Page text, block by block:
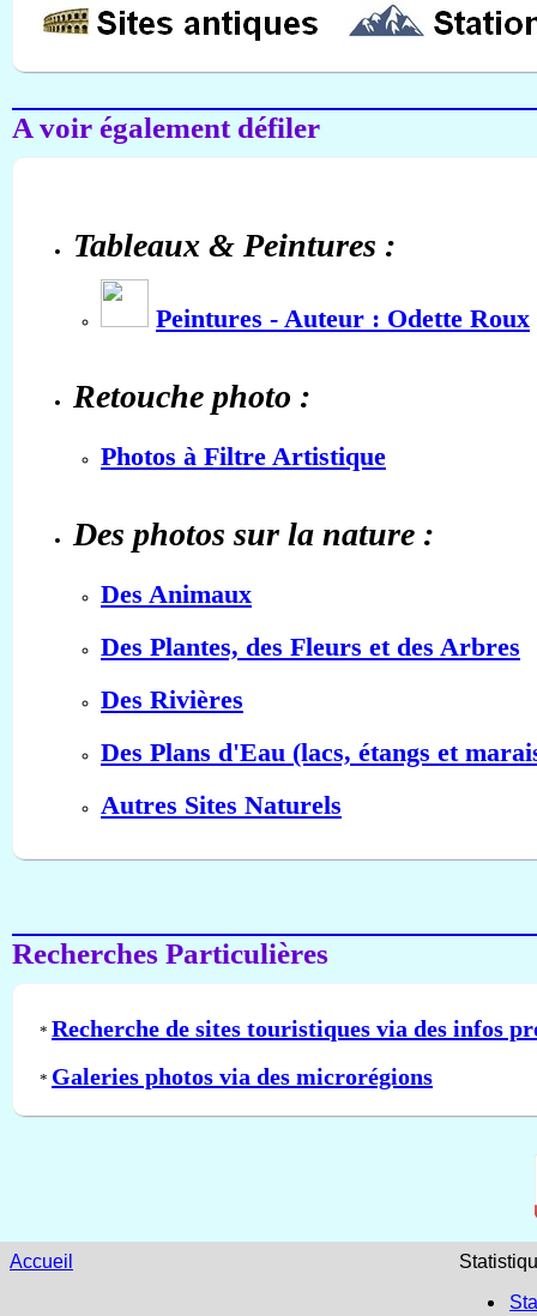
A voir également défiler
Tableaux & Peintures :
Peintures - Auteur : Odette Roux
Retouche photo :
Photos à Filtre Artistique
Des photos sur la nature :
Des Animaux
Des Plantes, des Fleurs et des Arbres
Des Rivières
Des Plans d'Eau (lacs, étangs et
Autres Sites Naturels
Recherches Particulières
* Recherche de sites touristiques via des infos
* Galeries photos via des microrégions
Accueil